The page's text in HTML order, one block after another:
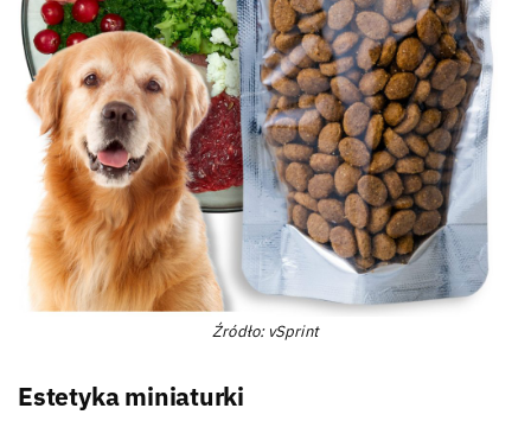
Źródło: vSprint
Estetyka miniaturki